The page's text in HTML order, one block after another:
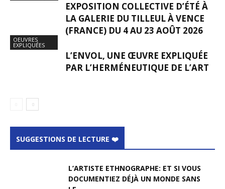
EXPOSITION COLLECTIVE D’ÉTÉ À
LA GALERIE DU TILLEUL À VENCE
(FRANCE) DU 4 AU 23 AOÛT 2026
OEUVRES
EXPLIQUÉES
L’ENVOL, UNE ŒUVRE EXPLIQUÉE
PAR L’HERMÉNEUTIQUE DE L’ART
SUGGESTIONS DE LECTURE ❤️
L’ARTISTE ETHNOGRAPHE: ET SI VOUS
DOCUMENTIEZ DÉJÀ UN MONDE SANS